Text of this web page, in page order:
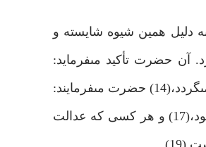
دليل همين شيوه شايسته و
آن حضرت تأكيد مى‏فرمايد:
برپايى دولت عدل از واجبات است.(13) و گوشزد نموده‏اند كه: هر كس عادل باشد حكمتش تأثيرگذار مى‏گردد،(14) حضرت مى‏فرمايند:
عدل جامعه را پايدار مى‏كند(15) و باعث شكست دشمنان مى‏گردد،(16) با اجراى عدالت بركت‏ها زياد مى‏شود،(17) و هر كسى كه عدالت